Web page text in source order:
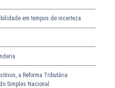
em tempos de incerteza
a Reforma Tributária
Simples Nacional